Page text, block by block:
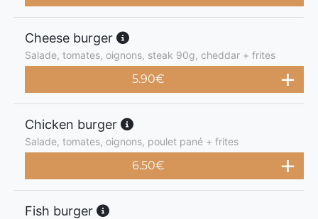
Cheese burger
Salade, tomates, oignons, steak 90g, cheddar + frites
5.90€
Chicken burger
Salade, tomates, oignons, poulet pané + frites
6.50€
Fish burger